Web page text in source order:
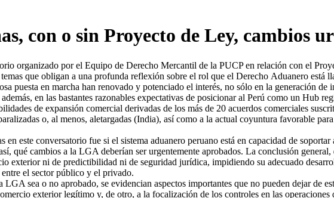
con o sin Proyecto de Ley, cambios
organizado por el Equipo de Derecho Mercantil de la PUCP en relación con el
que obligan a una profunda reflexión sobre el rol que el Derecho Aduanero está
puesta en marcha han renovado y potenciado el interés, no sólo en la generación
en las bastantes razonables expectativas de posicionar al Perú como un Hub
de expansión comercial derivadas de los más de 20 acuerdos comerciales
o, al menos, aletargadas (India), así como a la actual coyuntura favorable
en este conversatorio fue si el sistema aduanero peruano está en capacidad de
qué cambios a la LGA deberían ser urgentemente aprobados. La conclusión
exterior ni de predictibilidad ni de seguridad jurídica, impidiendo su adecuado
el sector público y el privado.
sea o no aprobado, se evidencian aspectos importantes que no pueden dejar de
exterior legítimo y, de otro, a la focalización de los controles en las